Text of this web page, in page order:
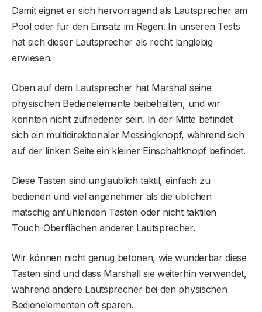
Damit eignet er sich hervorragend als Lautsprecher am
Pool oder für den Einsatz im Regen. In unseren Tests
hat sich dieser Lautsprecher als recht langlebig
erwiesen.
Oben auf dem Lautsprecher hat Marshal seine
physischen Bedienelemente beibehalten, und wir
könnten nicht zufriedener sein. In der Mitte befindet
sich ein multidirektionaler Messingknopf, während sich
auf der linken Seite ein kleiner Einschaltknopf befindet.
Diese Tasten sind unglaublich taktil, einfach zu
bedienen und viel angenehmer als die üblichen
matschig anfühlenden Tasten oder nicht taktilen
Touch-Oberflächen anderer Lautsprecher.
Wir können nicht genug betonen, wie wunderbar diese
Tasten sind und dass Marshall sie weiterhin verwendet,
während andere Lautsprecher bei den physischen
Bedienelementen oft sparen.